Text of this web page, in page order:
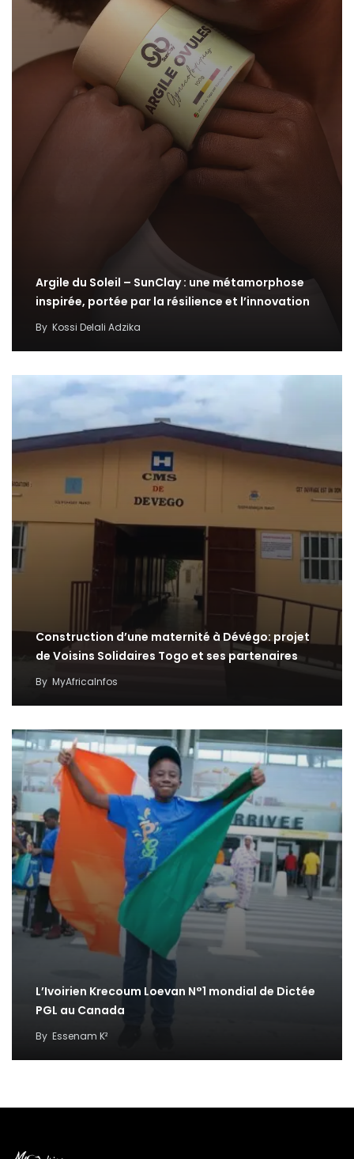
Argile du Soleil – SunClay : une métamorphose
inspirée, portée par la résilience et l’innovation
By Kossi Delali Adzika
Construction d’une maternité à Dévégo: projet
de Voisins Solidaires Togo et ses partenaires
By MyAfricaInfos
L’Ivoirien Krecoum Loevan N°1 mondial de Dictée
PGL au Canada
By Essenam K²